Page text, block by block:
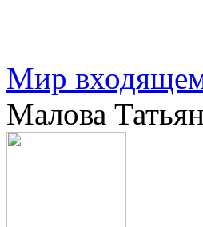
Мир
Малова